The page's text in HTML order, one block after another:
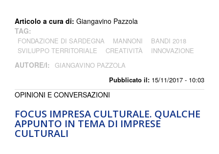
Pubblicato il: 15/11/2017 - 10:03
Articolo a cura di: Giangavino Pazzola
TAG:
FONDAZIONE DI SARDEGNA MANNONI
BANDI 2018
SVILUPPO TERRITORIALE
CREATIVITÀ INNOVAZIONE
AUTORE/I: GIANGAVINO PAZZOLA
FOCUS IMPRESA CULTURALE. QUALCHE
APPUNTO IN TEMA DI IMPRESE
CULTURALI
OPINIONI E CONVERSAZIONI